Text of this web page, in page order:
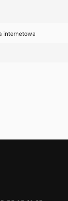
internetowa